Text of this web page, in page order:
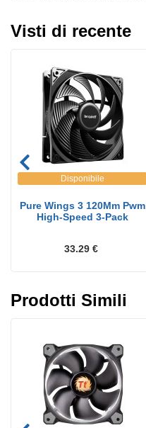
Visti di recente
Disponibile
Pure Wings 3 120Mm Pwm
High-Speed 3-Pack
33.29 €
Prodotti Simili